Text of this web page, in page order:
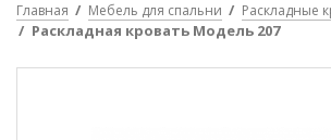
Главная Мебель для спальни Раскладные
Раскладная кровать Модель 207